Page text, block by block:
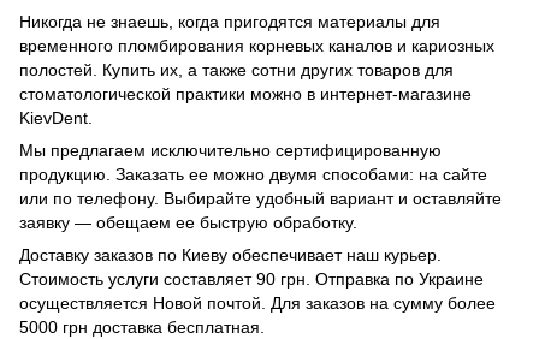
Никогда не знаешь, когда пригодятся материалы для
временного пломбирования корневых каналов и кариозных
полостей. Купить их, а также сотни других товаров для
стоматологической практики можно в интернет-магазине
KievDent.
Мы предлагаем исключительно сертифицированную
продукцию. Заказать ее можно двумя способами: на сайте
или по телефону. Выбирайте удобный вариант и оставляйте
заявку — обещаем ее быструю обработку.
Доставку заказов по Киеву обеспечивает наш курьер.
Стоимость услуги составляет 90 грн. Отправка по Украине
осуществляется Новой почтой. Для заказов на сумму более
5000 грн доставка бесплатная.